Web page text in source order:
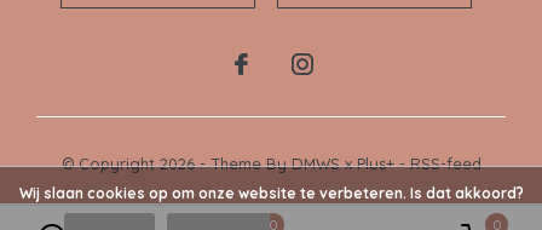
© Copyright2026- Theme ByDMWSxPlus+-RSS-feed
0 0
Wij slaan cookies op om onze website te verbeteren. Is dat akkoord?